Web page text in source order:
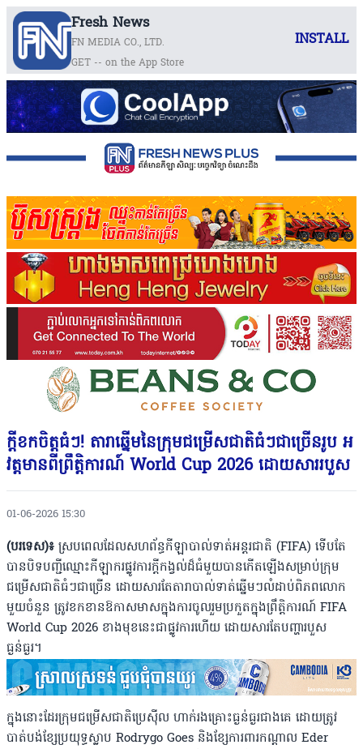
Fresh News
FN MEDIA CO., LTD.
GET -- on the App Store
INSTALL
ក្តីខកចិត្តធំៗ! តារាឆ្នើមនៃក្រុមជម្រើសជាតិធំៗជាច្រើនរូប អ
វត្តមានពីព្រឹត្តិការណ៍ World Cup 2026 ដោយសាររបួស
01-06-2026 15:30
(បរទេស)៖ ស្របពេលដែលសហព័ន្ធកីឡាបាល់ទាត់អន្តរជាតិ (FIFA) ទើបតែ
បានបិទបញ្ជីឈ្មោះកីឡាករផ្លូវការក្តីកង្វល់ដ៏ធំមួយបានកើតឡើងសម្រាប់ក្រុម
ជម្រើសជាតិធំៗជាច្រើន ដោយសារតែតារាបាល់ទាត់ឆ្នើមៗលំដាប់ពិភពលោក
មួយចំនួន ត្រូវខកខានឱកាសមាសក្នុងការចូលរួមប្រកួតក្នុងព្រឹត្តិការណ៍ FIFA
World Cup 2026 ខាងមុខនេះជាផ្លូវការហើយ ដោយសារតែបញ្ហារបួស
ធ្ងន់ធ្ងរ។
ក្នុងនោះដែរក្រុមជម្រើសជាតិប្រេស៊ីល ហាក់រងគ្រោះធ្ងន់ធ្ងរជាងគេ ដោយត្រូវ
បាត់បង់ខ្សែប្រយុទ្ធស្លាប Rodrygo Goes និងខ្សែការពារកណ្តាល Eder